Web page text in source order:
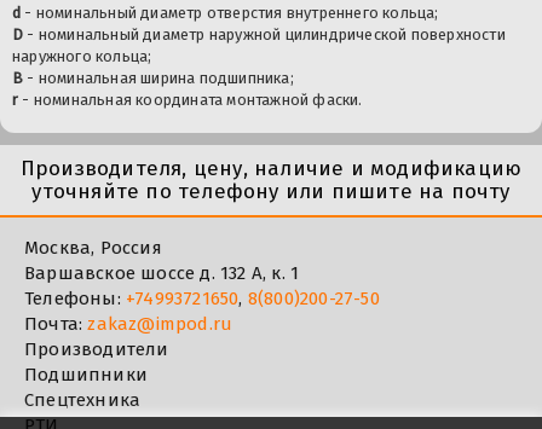
d - номинальный диаметр отверстия внутреннего кольца;
D - номинальный диаметр наружной цилиндрической поверхности
наружного кольца;
B - номинальная ширина подшипника;
r - номинальная координата монтажной фаски.
Производителя, цену, наличие и модификацию
уточняйте по телефону или пишите на почту
Москва, Россия
Варшавское шоссе д. 132 А, к. 1
Телефоны: +74993721650, 8(800)200-27-50
Почта:zakaz@impod.ru
Производители
Подшипники
Спецтехника